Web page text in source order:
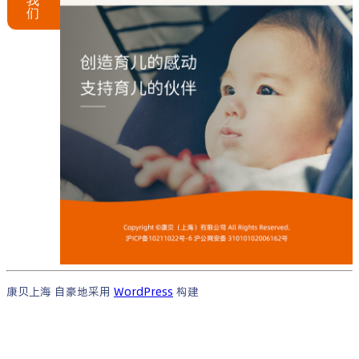
们
康贝上海 自豪地采用 WordPress 构建